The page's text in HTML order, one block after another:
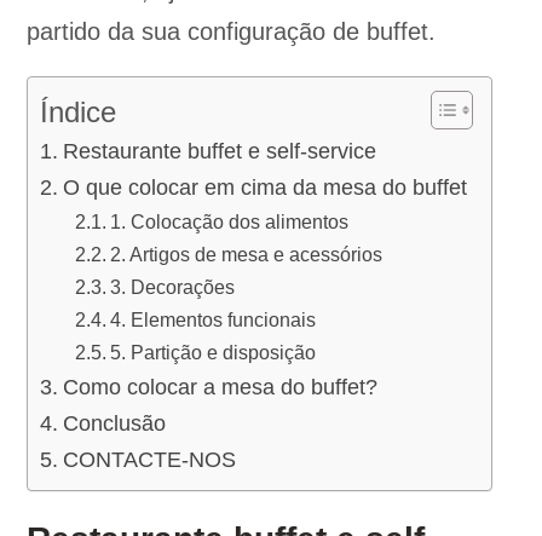
partido da sua configuração de buffet.
Índice
Restaurante buffet e self-service
O que colocar em cima da mesa do buffet
1. Colocação dos alimentos
2. Artigos de mesa e acessórios
3. Decorações
4. Elementos funcionais
5. Partição e disposição
Como colocar a mesa do buffet?
Conclusão
CONTACTE-NOS